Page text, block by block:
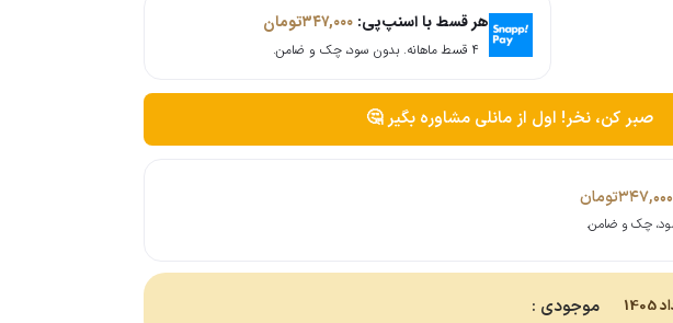
هر قسط با اسنپ‌پی:۳۴۷,۰۰۰تومان
۴ قسط ماهانه. بدون سود، چک و ضامن.
صبر کن، نخر! اول از مانلی مشاوره بگیر 🤔
۳۴۷,۰۰۰تومان
موجودی :